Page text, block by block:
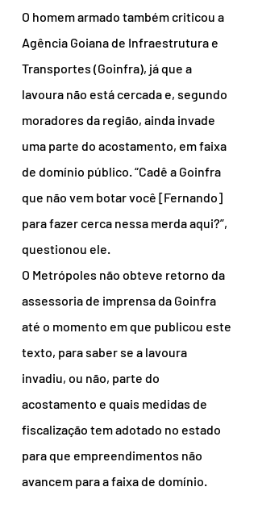
O homem armado também criticou a
Agência Goiana de Infraestrutura e
Transportes (Goinfra), já que a
lavoura não está cercada e, segundo
moradores da região, ainda invade
uma parte do acostamento, em faixa
de domínio público. “Cadê a Goinfra
que não vem botar você [Fernando]
para fazer cerca nessa merda aqui?”,
questionou ele.
O Metrópoles não obteve retorno da
assessoria de imprensa da Goinfra
até o momento em que publicou este
texto, para saber se a lavoura
invadiu, ou não, parte do
acostamento e quais medidas de
fiscalização tem adotado no estado
para que empreendimentos não
avancem para a faixa de domínio.